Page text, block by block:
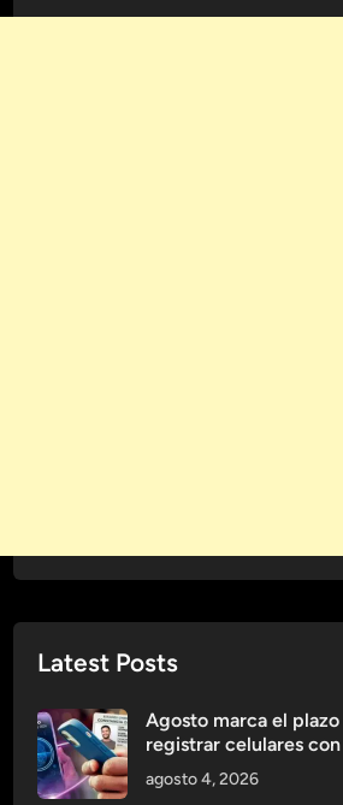
Latest Posts
Agosto marca el
registrar celulares
agosto 4, 2026